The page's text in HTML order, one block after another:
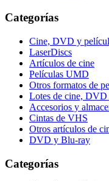
Categorías
Cine, DVD y
LaserDiscs
Artículos de cine
Películas UMD
Otros formatos de
Lotes de cine, DVD
Accesorios y
Cintas de VHS
Otros artículos de
DVD y Blu-ray
Categorías